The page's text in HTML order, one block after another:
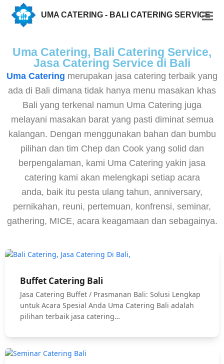
UMA CATERING - BALI CATERING SERVICE
Uma Catering, Bali Catering Service,
Jasa Catering Service di Bali
Uma Catering merupakan jasa catering terbaik yang
ada di Bali dimana tidak hanya menu masakan khas
Bali yang terkenal namun Uma Catering juga
melayani masakan barat yang pasti diminat semua
kalangan. Dengan menggunakan bahan dan bumbu
pilihan dan tim Chep dan Cook yang solid dan
berpengalaman, kami Uma Catering yakin jasa
catering kami akan melengkapi setiap acara
anda, baik itu pesta ulang tahun, anniversary,
pernikahan, reuni, pertemuan, konfrensi, seminar,
gathering, MICE, acara keagamaan dan sebagainya.
Buffet Catering Bali
Jasa Catering Buffet / Prasmanan Bali: Solusi Lengkap
untuk Acara Spesial Anda Uma Catering Bali adalah
pilihan terbaik jasa catering…